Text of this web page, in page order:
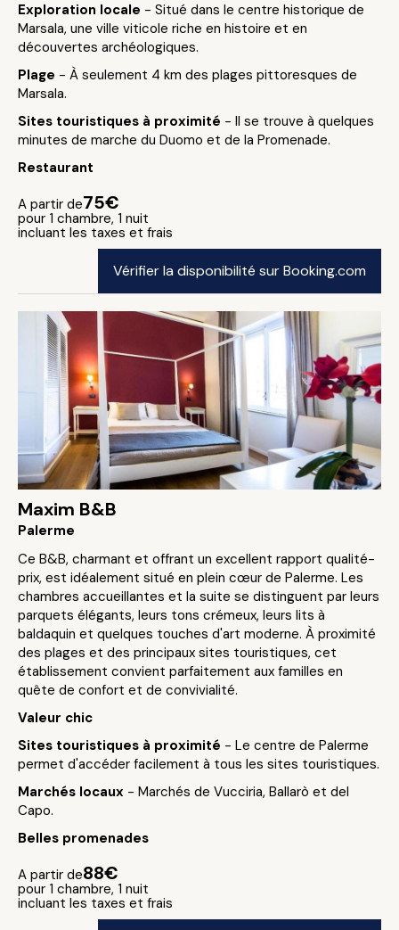
Exploration locale - Situé dans le centre historique de
Marsala, une ville viticole riche en histoire et en
découvertes archéologiques.
Plage - À seulement 4 km des plages pittoresques de
Marsala.
Sites touristiques à proximité - Il se trouve à quelques
minutes de marche du Duomo et de la Promenade.
Restaurant
A partir de75€
pour 1 chambre, 1 nuit
incluant les taxes et frais
Vérifier la disponibilité sur Booking.com
Maxim B&B
Palerme
Ce B&B, charmant et offrant un excellent rapport qualité-
prix, est idéalement situé en plein cœur de Palerme. Les
chambres accueillantes et la suite se distinguent par leurs
parquets élégants, leurs tons crémeux, leurs lits à
baldaquin et quelques touches d'art moderne. À proximité
des plages et des principaux sites touristiques, cet
établissement convient parfaitement aux familles en
quête de confort et de convivialité.
Valeur chic
Sites touristiques à proximité - Le centre de Palerme
permet d'accéder facilement à tous les sites touristiques.
Marchés locaux - Marchés de Vucciria, Ballarò et del
Capo.
Belles promenades
A partir de88€
pour 1 chambre, 1 nuit
incluant les taxes et frais